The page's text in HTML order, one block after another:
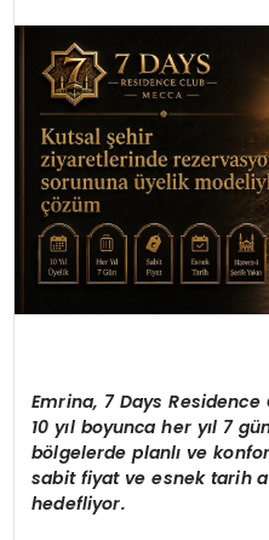
TEKNOLOJI
YAŞAM
Emrina, 7 Days
10 yıl boyunca her yıl 7
bölgelerde planlı ve
sabit fiyat ve esnek tarih
hedefliyor.